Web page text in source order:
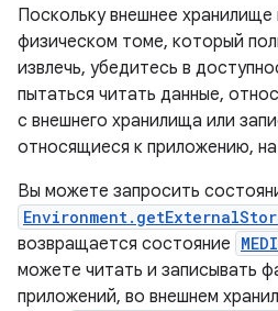
Поскольку внешнее хранилище
физическом томе, который
извлечь, убедитесь в
пытаться читать данные,
с внешнего хранилища или
относящиеся к приложению, на
Вы можете запросить
возвращается состояние
можете читать и записывать
приложений, во внешнем